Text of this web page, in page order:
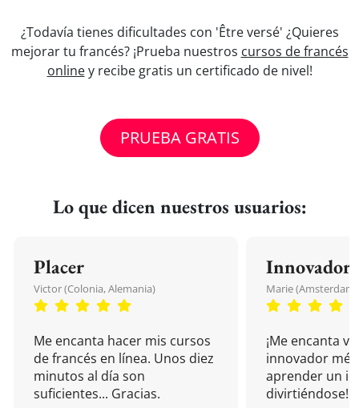
¿Todavía tienes dificultades con 'Être versé' ¿Quieres
mejorar tu francés? ¡Prueba nuestros cursos de francés
onliney recibe gratis un certificado de nivel!
PRUEBA GRATIS
Lo que dicen nuestros usuarios:
Placer
Victor (Colonia, Alemania)
Me encanta hacer mis cursos
de francés en línea. Unos diez
minutos al día son
suficientes... Gracias.
Innovador
Marie (Amsterdam,
¡Me encanta
innovador
aprender un
divirtiéndose!